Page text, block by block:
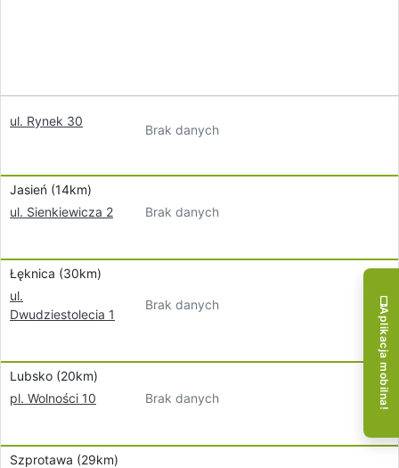
ul. Rynek 30
Brak danych
Jasień (14km)
ul. Sienkiewicza 2
Brak danych
Łęknica (30km)
ul.
Dwudziestolecia 1
Brak danych
Lubsko (20km)
pl. Wolności 10
Brak danych
Szprotawa (29km)
Aplikacja mobilna!